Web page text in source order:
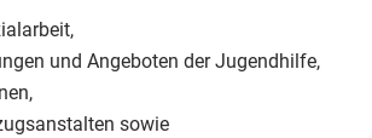
und Angeboten der Jugendhilfe,
sowie